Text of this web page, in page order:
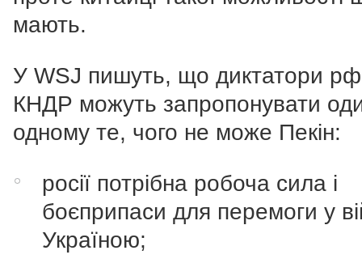
мають.
У WSJ пишуть, що диктатори
КНДР можуть запропонувати
одному те, чого не може Пекін:
росії потрібна робоча сила і
боєприпаси для перемоги у
Україною;